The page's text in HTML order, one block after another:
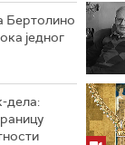
Бертолино
једног
дела: